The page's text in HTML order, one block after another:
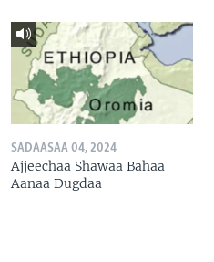
SADAASAA 04, 2024
Ajjeechaa Shawaa Bahaa
Aanaa Dugdaa